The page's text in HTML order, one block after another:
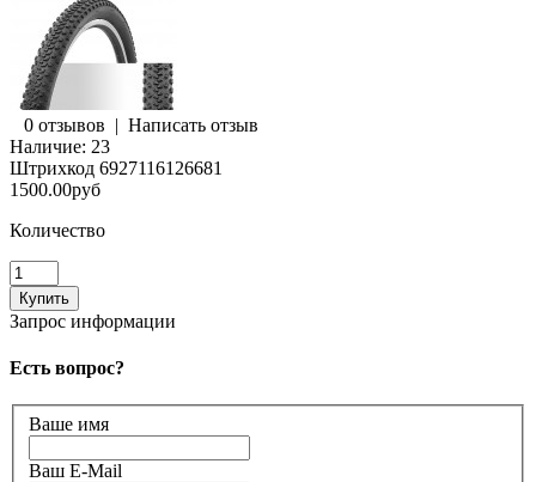
0 отзывов | Написать отзыв
Наличие: 23
Штрихкод 6927116126681
1500.00руб
Количество
Запрос информации
Есть вопрос?
Ваше имя
Ваш E-Mail